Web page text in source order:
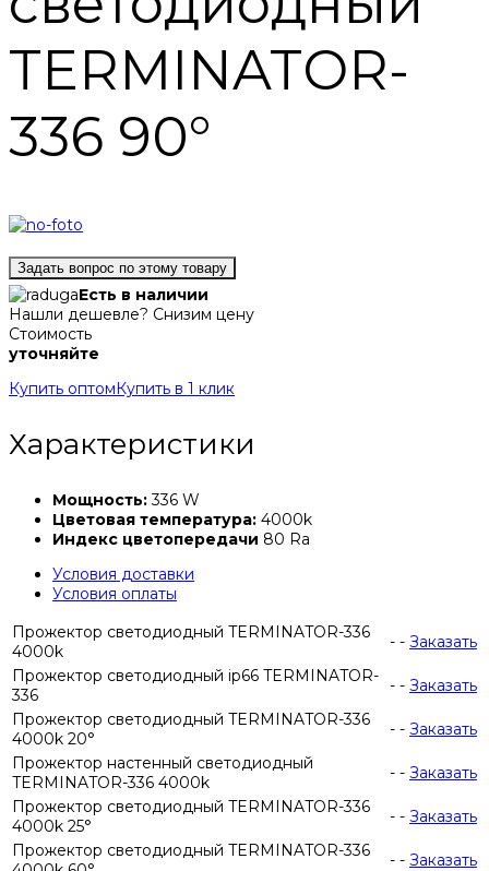
TERMINATOR-
336 90°
Задать вопрос по этому товару
Есть в наличии
Нашли дешевле? Снизим цену
Стоимость
уточняйте
Купить оптом Купить в 1 клик
Характеристики
Мощность:336 W
Цветовая температура: 4000k
Индекс цветопередачи 80 Ra
Условия доставки
Условия оплаты
Прожектор светодиодный TERMINATOR-336
4000k
- - Заказать
Прожектор светодиодный ip66 TERMINATOR-
336
- - Заказать
Прожектор светодиодный TERMINATOR-336
4000k 20°
- - Заказать
Прожектор настенный светодиодный
TERMINATOR-336 4000k
- - Заказать
Прожектор светодиодный TERMINATOR-336
4000k 25°
- - Заказать
Прожектор светодиодный TERMINATOR-336
- - Заказать